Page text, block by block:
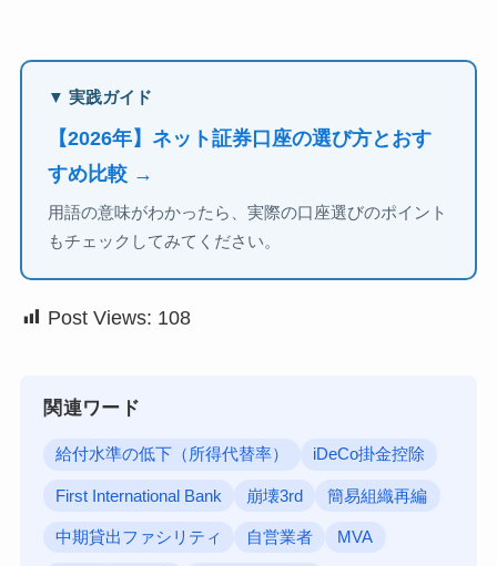
▼ 実践ガイド
【2026年】ネット証券口座の選び方とおす
すめ比較 →
用語の意味がわかったら、実際の口座選びのポイント
もチェックしてみてください。
Post Views: 108
関連ワード
給付水準の低下（所得代替率） iDeCo掛金控除
First International Bank 崩壊3rd 簡易組織再編
中期貸出ファシリティ 自営業者 MVA